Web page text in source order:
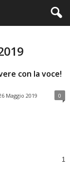
con la voce!
Maggio 2019 0
1